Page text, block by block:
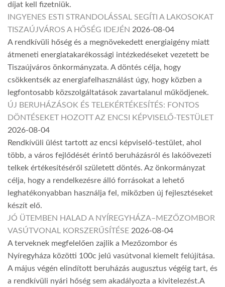
díjat kell fizetniük.
INGYENES ESTI STRANDOLÁSSAL SEGÍTI A LAKOSOKAT
TISZAÚJVÁROS A HŐSÉG IDEJÉN 2026-08-04
A rendkívüli hőség és a megnövekedett energiaigény miatt
átmeneti energiatakarékossági intézkedéseket vezetett be
Tiszaújváros önkormányzata. A döntés célja, hogy
csökkentsék az energiafelhasználást úgy, hogy közben a
legfontosabb közszolgáltatások zavartalanul működjenek.
ÚJ BERUHÁZÁSOK ÉS TELEKÉRTÉKESÍTÉS: FONTOS
DÖNTÉSEKET HOZOTT AZ ENCSI KÉPVISELŐ-TESTÜLET
2026-08-04
Rendkívüli ülést tartott az encsi képviselő-testület, ahol
több, a város fejlődését érintő beruházásról és lakóövezeti
telkek értékesítéséről született döntés. Az önkormányzat
célja, hogy a rendelkezésre álló forrásokat a lehető
leghatékonyabban használja fel, miközben új fejlesztéseket
készít elő.
JÓ ÜTEMBEN HALAD A NYÍREGYHÁZA–MEZŐZOMBOR
VASÚTVONAL KORSZERŰSÍTÉSE 2026-08-04
A terveknek megfelelően zajlik a Mezőzombor és
Nyíregyháza közötti 100c jelű vasútvonal kiemelt felújítása.
A május végén elindított beruházás augusztus végéig tart, és
a rendkívüli nyári hőség sem akadályozta a kivitelezést.A